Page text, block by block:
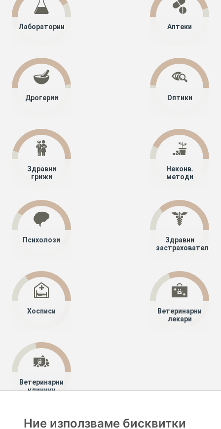
Лаборатории Аптеки
Дрогерии Оптики
Здравни
грижи
Неконв.
методи
Психолози
Здравни
застрахователи
Хосписи
Ветеринарни
лекари
Ветеринарни
клиники
Специалисти
Ние използваме бисквитки